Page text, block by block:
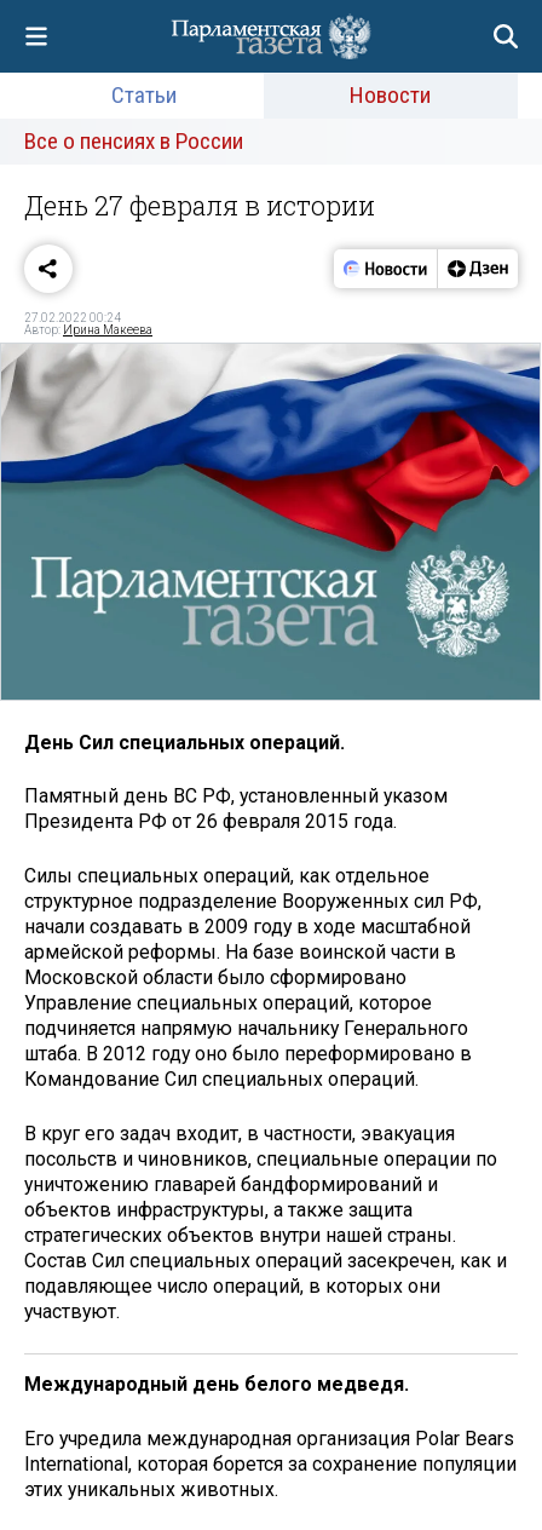
Статьи
Новости
Все о пенсиях в России
День 27 февраля в истории
27.02.2022 00:24
Автор: Ирина Макеева
День Сил специальных операций.
Памятный день ВС РФ, установленный указом
Президента РФ от 26 февраля 2015 года.
Силы специальных операций, как отдельное
структурное подразделение Вооруженных сил РФ,
начали создавать в 2009 году в ходе масштабной
армейской реформы. На базе воинской части в
Московской области было сформировано
Управление специальных операций, которое
подчиняется напрямую начальнику Генерального
штаба. В 2012 году оно было переформировано в
Командование Сил специальных операций.
В круг его задач входит, в частности, эвакуация
посольств и чиновников, специальные операции по
уничтожению главарей бандформирований и
объектов инфраструктуры, а также защита
стратегических объектов внутри нашей страны.
Состав Сил специальных операций засекречен, как и
подавляющее число операций, в которых они
участвуют.
Международный день белого медведя.
Его учредила международная организация Polar Bears
International, которая борется за сохранение популяции
этих уникальных животных.